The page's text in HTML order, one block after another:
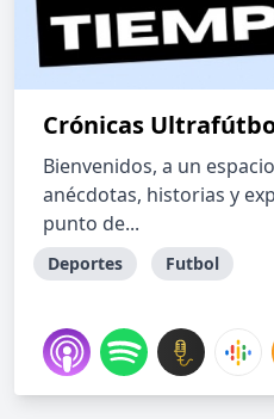
Crónicas
Bienvenidos, a un
anécdotas, historias y
punto de...
Deportes Futbol